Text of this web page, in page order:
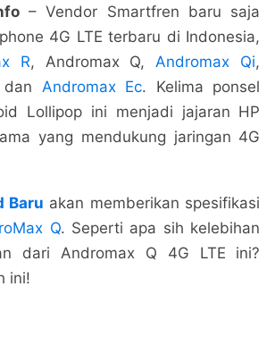
– Vendor Smartfren baru saja
4G LTE terbaru di Indonesia,
R, Andromax Q, Andromax Qi,
Andromax Ec. Kelima ponsel
Lollipop ini menjadi jajaran HP
yang mendukung jaringan 4G
Baru akan memberikan spesifikasi
Q. Seperti apa sih kelebihan
dari Andromax Q 4G LTE ini?
ini!